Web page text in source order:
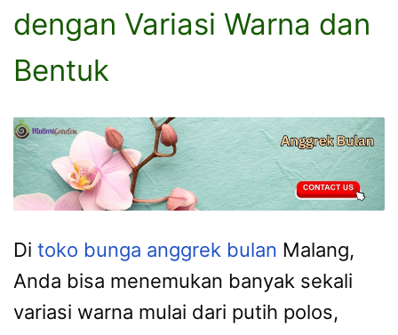
dengan Variasi Warna dan
Bentuk
Di toko bunga anggrek bulan Malang,
Anda bisa menemukan banyak sekali
variasi warna mulai dari putih polos,